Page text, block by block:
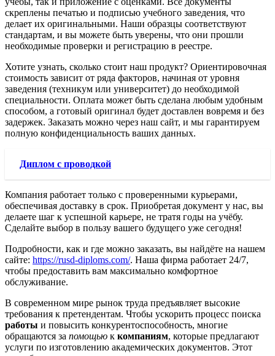
скреплены печатью и подписью учебного заведения, что
делает их оригинальными. Наши образцы соответствуют
стандартам, и вы можете быть уверены, что они прошли
необходимые проверки и регистрацию в реестре.
Хотите узнать, сколько стоит наш продукт? Ориентировочная
стоимость зависит от ряда факторов, начиная от уровня
заведения (техникум или университет) до необходимой
специальности. Оплата может быть сделана любым удобным
способом, а готовый оригинал будет доставлен вовремя и без
задержек. Заказать можно через наш сайт, и мы гарантируем
полную конфиденциальность ваших данных.
Диплом с проводкой
Компания работает только с проверенными курьерами,
обеспечивая доставку в срок. Приобретая документ у нас, вы
делаете шаг к успешной карьере, не тратя годы на учёбу.
Сделайте выбор в пользу вашего будущего уже сегодня!
Подробности, как и где можно заказать, вы найдёте на нашем
сайте: https://rusd-diploms.com/. Наша фирма работает 24/7,
чтобы предоставить вам максимально комфортное
обслуживание.
В современном мире рынок труда предъявляет высокие
требования к претендентам. Чтобы ускорить процесс поиска
работы и повысить конкурентоспособность, многие
обращаются за помощью к компаниям, которые предлагают
услуги по изготовлению академических документов. Этот